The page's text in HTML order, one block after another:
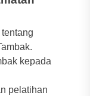
kepada
pelatihan